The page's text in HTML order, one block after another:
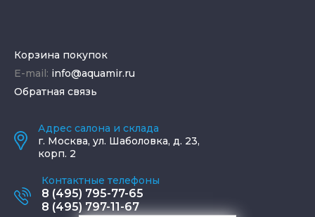
Корзина покупок
E-mail: info@aquamir.ru
Обратная связь
Адрес салона и склада
г. Москва, ул. Шаболовка, д. 23,
корп. 2
Контактные телефоны
8 (495) 795-77-65
8 (495) 797-11-67